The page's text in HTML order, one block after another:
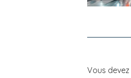
Vous devez